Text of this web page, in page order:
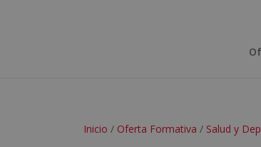
Inicio / Oferta Formativa / Salud y